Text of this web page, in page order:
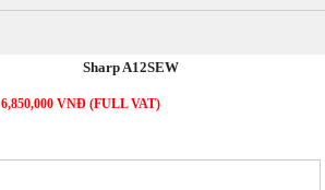
Sharp A12SEW
6,850,000 VNĐ (FULL VAT)